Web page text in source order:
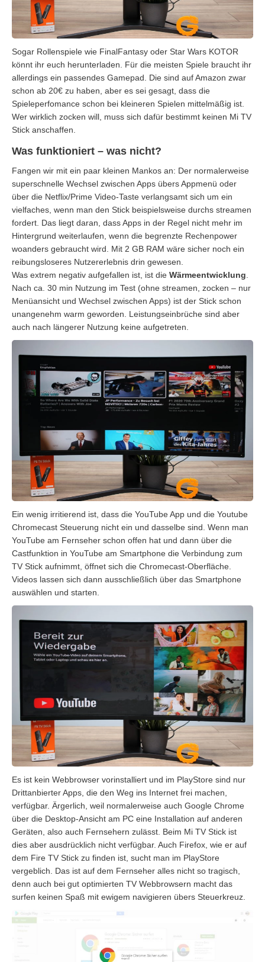
Sogar Rollenspiele wie FinalFantasy oder Star Wars KOTOR
könnt ihr euch herunterladen. Für die meisten Spiele braucht ihr
allerdings ein passendes Gamepad. Die sind auf Amazon zwar
schon ab 20€ zu haben, aber es sei gesagt, dass die
Spieleperfomance schon bei kleineren Spielen mittelmäßig ist.
Wer wirklich zocken will, muss sich dafür bestimmt keinen Mi TV
Stick anschaffen.
Was funktioniert – was nicht?
Fangen wir mit ein paar kleinen Mankos an: Der normalerweise
superschnelle Wechsel zwischen Apps übers Appmenü oder
über die Netflix/Prime Video-Taste verlangsamt sich um ein
vielfaches, wenn man den Stick beispielsweise durchs streamen
fordert. Das liegt daran, dass Apps in der Regel nicht mehr im
Hintergrund weiterlaufen, wenn die begrenzte Rechenpower
woanders gebraucht wird. Mit 2 GB RAM wäre sicher noch ein
reibungsloseres Nutzererlebnis drin gewesen.
Was extrem negativ aufgefallen ist, ist die Wärmeentwicklung.
Nach ca. 30 min Nutzung im Test (ohne streamen, zocken – nur
Menüansicht und Wechsel zwischen Apps) ist der Stick schon
unangenehm warm geworden. Leistungseinbrüche sind aber
auch nach längerer Nutzung keine aufgetreten.
Ein wenig irritierend ist, dass die YouTube App und die Youtube
Chromecast Steuerung nicht ein und dasselbe sind. Wenn man
YouTube am Fernseher schon offen hat und dann über die
Castfunktion in YouTube am Smartphone die Verbindung zum
TV Stick aufnimmt, öffnet sich die Chromecast-Oberfläche.
Videos lassen sich dann ausschließlich über das Smartphone
auswählen und starten.
Es ist kein Webbrowser vorinstalliert und im PlayStore sind nur
Drittanbierter Apps, die den Weg ins Internet frei machen,
verfügbar. Ärgerlich, weil normalerweise auch Google Chrome
über die Desktop-Ansicht am PC eine Installation auf anderen
Geräten, also auch Fernsehern zulässt. Beim Mi TV Stick ist
dies aber ausdrücklich nicht verfügbar. Auch Firefox, wie er auf
dem Fire TV Stick zu finden ist, sucht man im PlayStore
vergeblich. Das ist auf dem Fernseher alles nicht so tragisch,
denn auch bei gut optimierten TV Webbrowsern macht das
surfen keinen Spaß mit ewigem navigieren übers Steuerkreuz.